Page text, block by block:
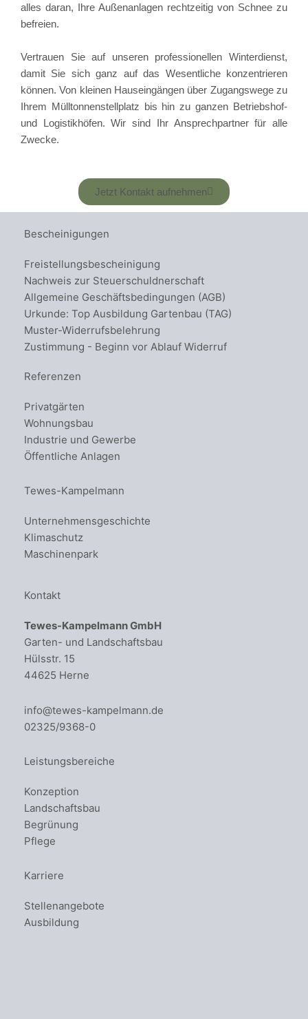
alles daran, Ihre Außenanlagen rechtzeitig von Schnee zu
befreien.
Vertrauen Sie auf unseren professionellen Winterdienst,
damit Sie sich ganz auf das Wesentliche konzentrieren
können. Von kleinen Hauseingängen über Zugangswege zu
Ihrem Mülltonnenstellplatz bis hin zu ganzen Betriebshof-
und Logistikhöfen. Wir sind Ihr Ansprechpartner für alle
Zwecke.
Jetzt Kontakt aufnehmen
Bescheinigungen
Freistellungsbescheinigung
Nachweis zur Steuerschuldnerschaft
Allgemeine Geschäftsbedingungen (AGB)
Urkunde: Top Ausbildung Gartenbau (TAG)
Muster-Widerrufsbelehrung
Zustimmung - Beginn vor Ablauf Widerruf
Referenzen
Privatgärten
Wohnungsbau
Industrie und Gewerbe
Öffentliche Anlagen
Tewes-Kampelmann
Unternehmensgeschichte
Klimaschutz
Maschinenpark
Kontakt
Tewes-Kampelmann GmbH
Garten- und Landschaftsbau
Hülsstr. 15
44625 Herne
info@tewes-kampelmann.de
02325/9368-0
Leistungsbereiche
Konzeption
Landschaftsbau
Begrünung
Pflege
Karriere
Stellenangebote
Ausbildung